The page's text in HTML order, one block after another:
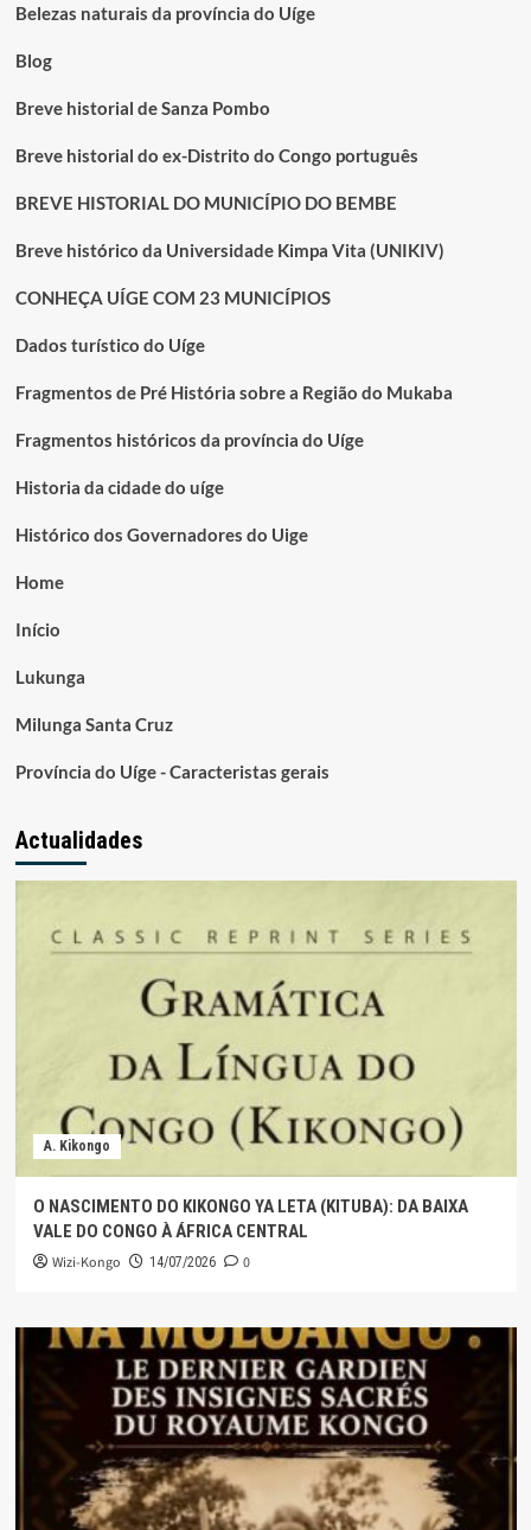
Belezas naturais da província do Uíge
Blog
Breve historial de Sanza Pombo
Breve historial do ex-Distrito do Congo português
BREVE HISTORIAL DO MUNICÍPIO DO BEMBE
Breve histórico da Universidade Kimpa Vita (UNIKIV)
CONHEÇA UÍGE COM 23 MUNICÍPIOS
Dados turístico do Uíge
Fragmentos de Pré História sobre a Região do Mukaba
Fragmentos históricos da província do Uíge
Historia da cidade do uíge
Histórico dos Governadores do Uige
Home
Início
Lukunga
Milunga Santa Cruz
Província do Uíge - Caracteristas gerais
Actualidades
A. Kikongo
O NASCIMENTO DO KIKONGO YA LETA (KITUBA): DA BAIXA
VALE DO CONGO À ÁFRICA CENTRAL
Wizi-Kongo 14/07/2026 0